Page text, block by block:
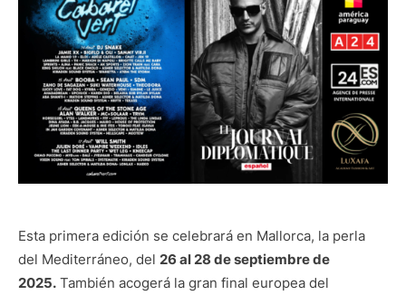
Esta primera edición se celebrará en Mallorca, la perla
del Mediterráneo, del 26 al 28 de septiembre de
2025. También acogerá la gran final europea del